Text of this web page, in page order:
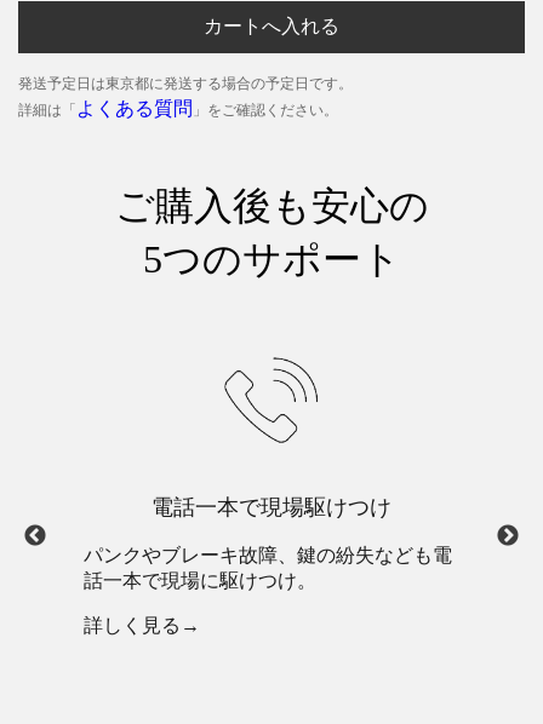
カートへ入れる
発送予定日は東京都に発送する場合の予定日です。
詳細は「 よくある質問 」をご確認ください。